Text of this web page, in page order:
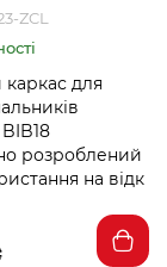
ZCL
для
розроблений
на відк